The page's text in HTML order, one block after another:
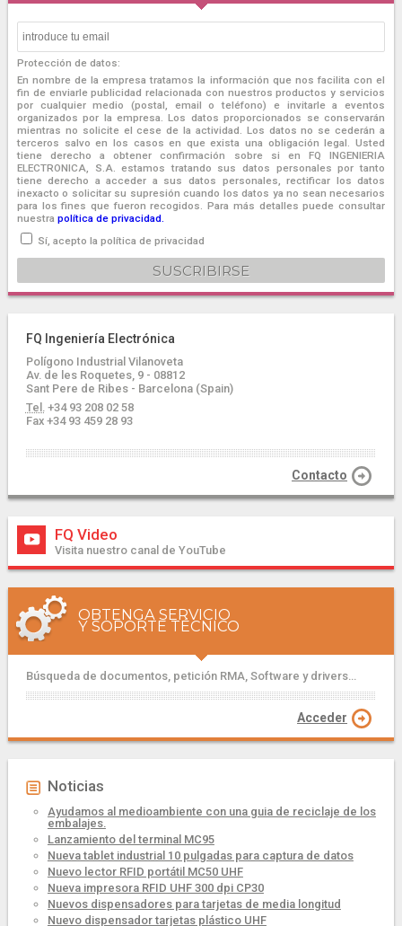
Protección de datos:
En nombre de la empresa tratamos la información que nos facilita con el
fin de enviarle publicidad relacionada con nuestros productos y servicios
por cualquier medio (postal, email o teléfono) e invitarle a eventos
organizados por la empresa. Los datos proporcionados se conservarán
mientras no solicite el cese de la actividad. Los datos no se cederán a
terceros salvo en los casos en que exista una obligación legal. Usted
tiene derecho a obtener confirmación sobre si en FQ INGENIERIA
ELECTRONICA, S.A. estamos tratando sus datos personales por tanto
tiene derecho a acceder a sus datos personales, rectificar los datos
inexacto o solicitar su supresión cuando los datos ya no sean necesarios
para los fines que fueron recogidos. Para más detalles puede consultar
nuestra política de privacidad.
Sí, acepto la política de privacidad
FQ Ingeniería Electrónica
Polígono Industrial Vilanoveta
Av. de les Roquetes, 9 - 08812
Sant Pere de Ribes - Barcelona (Spain)
Tel.+34 93 208 02 58
Fax +34 93 459 28 93
Contacto
FQ Video
Visita nuestro canal de YouTube
OBTENGA SERVICIO
Y SOPORTE TÉCNICO
Búsqueda de documentos, petición RMA, Software y drivers...
Acceder
Noticias
Ayudamos al medioambiente con una guia de reciclaje de los
embalajes.
Lanzamiento del terminal MC95
Nueva tablet industrial 10 pulgadas para captura de datos
Nuevo lector RFID portátil MC50 UHF
Nueva impresora RFID UHF 300 dpi CP30
Nuevos dispensadores para tarjetas de media longitud
Nuevo dispensador tarjetas plástico UHF